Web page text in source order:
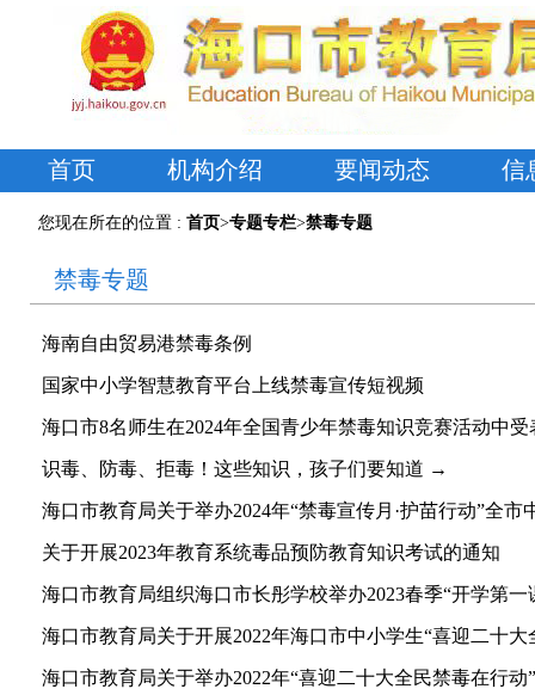
首页 机构介绍 要闻动态 信
您现在所在的位置 : 首页>专题专栏>禁毒专题
禁毒专题
海南自由贸易港禁毒条例
国家中小学智慧教育平台上线禁毒宣传短视频
海口市8名师生在2024年全国青少年禁毒知识竞赛活动中受
识毒、防毒、拒毒！这些知识，孩子们要知道 →
海口市教育局关于举办2024年“禁毒宣传月·护苗行动”全市
关于开展2023年教育系统毒品预防教育知识考试的通知
海口市教育局组织海口市长彤学校举办2023春季“开学第一
海口市教育局关于开展2022年海口市中小学生“喜迎二十
海口市教育局关于举办2022年“喜迎二十大全民禁毒在行